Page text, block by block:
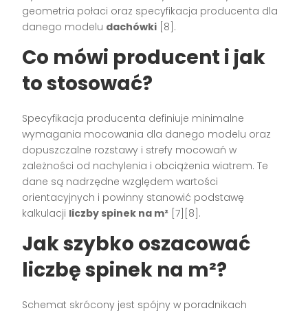
geometria połaci oraz specyfikacja producenta dla
danego modelu dachówki [8].
Co mówi producent i jak
to stosować?
Specyfikacja producenta definiuje minimalne
wymagania mocowania dla danego modelu oraz
dopuszczalne rozstawy i strefy mocowań w
zależności od nachylenia i obciążenia wiatrem. Te
dane są nadrzędne względem wartości
orientacyjnych i powinny stanowić podstawę
kalkulacji liczby spinek na m² [7][8].
Jak szybko oszacować
liczbę spinek na m²?
Schemat skrócony jest spójny w poradnikach